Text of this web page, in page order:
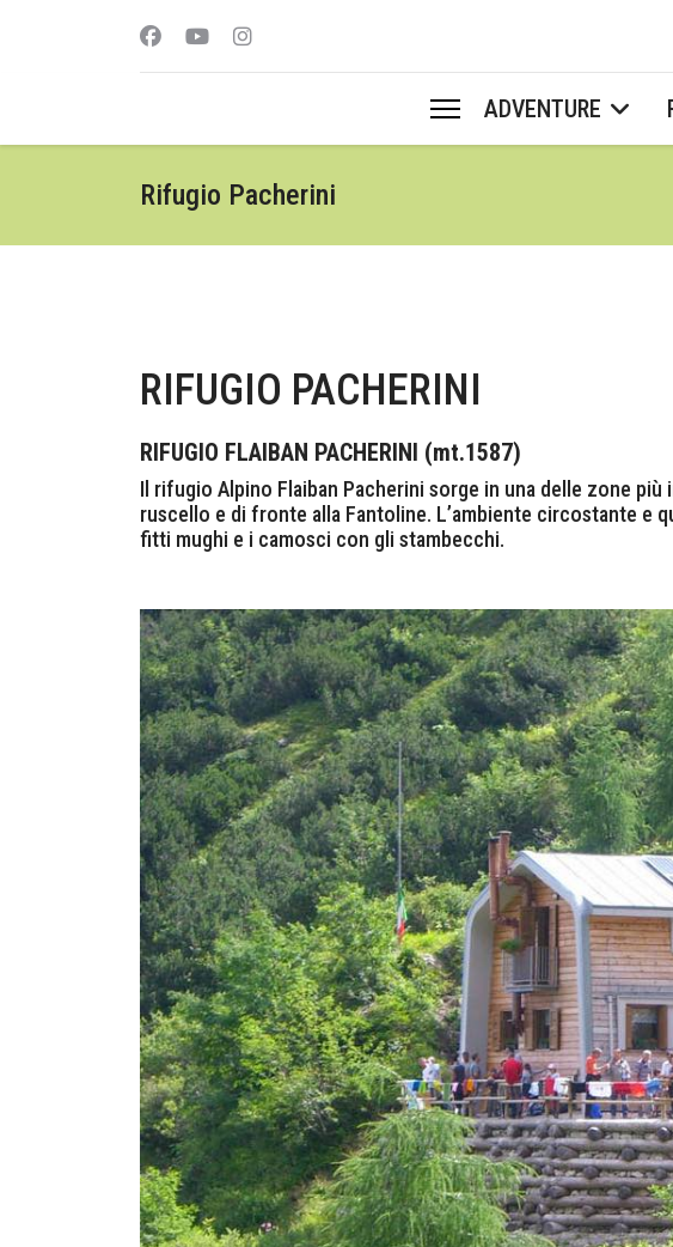
ADVENTURE
Rifugio Pacherini
RIFUGIO PACHERINI
RIFUGIO FLAIBAN PACHERINI (mt.1587)
Il rifugio Alpino Flaiban Pacherini sorge in una delle zone più
ruscello e di fronte alla Fantoline. L’ambiente circostante e
fitti mughi e i camosci con gli stambecchi.